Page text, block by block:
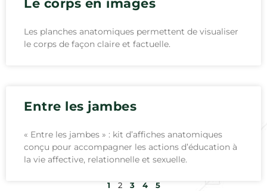
Le corps en images
Les planches anatomiques permettent de visualiser
le corps de façon claire et factuelle.
Entre les jambes
« Entre les jambes » : kit d’affiches anatomiques
conçu pour accompagner les actions d’éducation à
la vie affective, relationnelle et sexuelle.
1 2 3 4 5